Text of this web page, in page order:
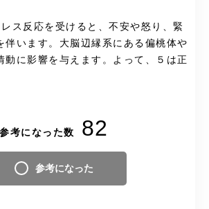
ス反応を受けると、不安や怒り、緊
伴います。大脳辺縁系にある偏桃体や
動に影響を与えます。よって、５は正
参考になった数 82
参考になった